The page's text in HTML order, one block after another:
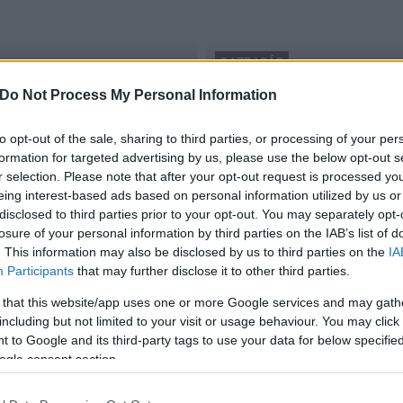
Do Not Process My Personal Information
opt-out of the sale, sharing to third parties, or processing of your
for targeted advertising by us, please use the below opt-out
selection. Please note that after your opt-out request is processed
interest-based ads based on personal information utilized by us
to third parties prior to your opt-out. You may separately
of your personal information by third parties on the IAB’s list of
This information may also be disclosed by us to third parties on the
Participants that may further disclose it to other third parties.
that this website/app uses one or more Google services and may
but not limited to your visit or usage behaviour. You may
to Google and its third-party tags to use your data for below
consent section.
GAZDASÁG
elektromos autó
Előreláthatóan három
2017.02.24